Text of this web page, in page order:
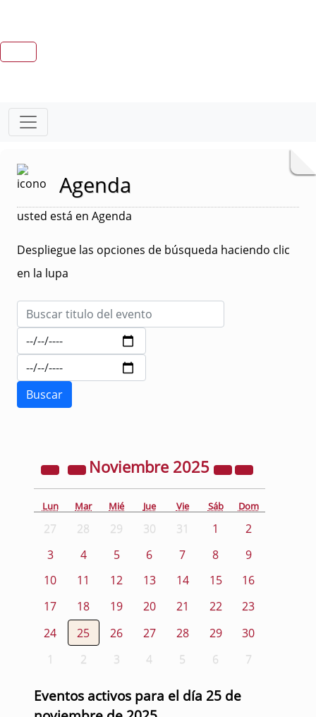
Agenda
usted está en Agenda
Despliegue las opciones de búsqueda haciendo clic
en la lupa
Noviembre 2025
Lun Mar Mié Jue Vie Sáb Dom
27 28 29 30 31 1
2
3
4 5 6 7 8
9
10
11 12 13 14 15
16
17
18 19 20 21 22
23
24
25 26 27 28 29
30
1
2 3 4 5 6 7
Eventos activos para el día 25 de